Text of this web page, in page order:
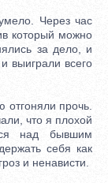
Через час
который можно
за дело, и
выиграли всего
прочь.
что я плохой
над бывшим
себя как
и ненависти.